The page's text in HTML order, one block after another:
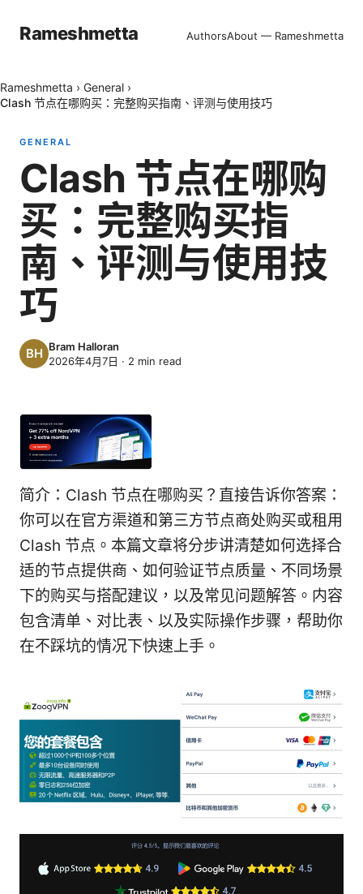
Rameshmetta AuthorsAbout — Rameshmetta
Rameshmetta › General ›
Clash 节点在哪购买：完整购买指南、评测与使用技巧
GENERAL
Clash 节点在哪购
买：完整购买指
南、评测与使用技
巧
Bram Halloran
2026年4月7日 · 2 min read
简介：Clash 节点在哪购买？直接告诉你答案：
你可以在官方渠道和第三方节点商处购买或租用
Clash 节点。本篇文章将分步讲清楚如何选择合
适的节点提供商、如何验证节点质量、不同场景
下的购买与搭配建议，以及常见问题解答。内容
包含清单、对比表、以及实际操作步骤，帮助你
在不踩坑的情况下快速上手。